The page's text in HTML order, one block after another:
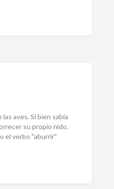
aves. Si bien sabía
su propio nido,
el verbo "aburrir"